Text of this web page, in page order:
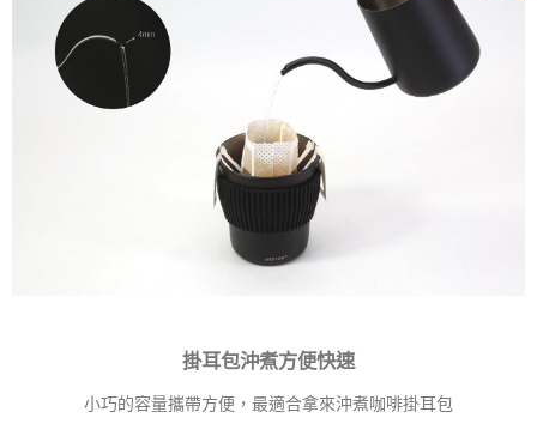
掛耳包沖煮方便快速
小巧的容量攜帶方便，最適合拿來沖煮咖啡掛耳包